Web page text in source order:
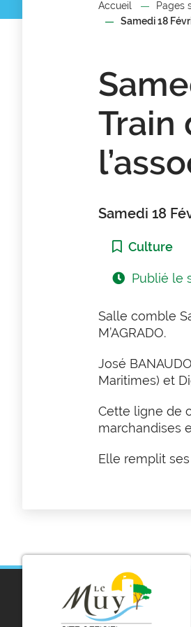
Accueil Pages
Samedi 18
Train
Samedi 18
Catégorie :
Culture
Publié le
Salle comble
M’AGRADO.
José
Maritimes) et
Cette ligne de
marchandises
Elle remplit